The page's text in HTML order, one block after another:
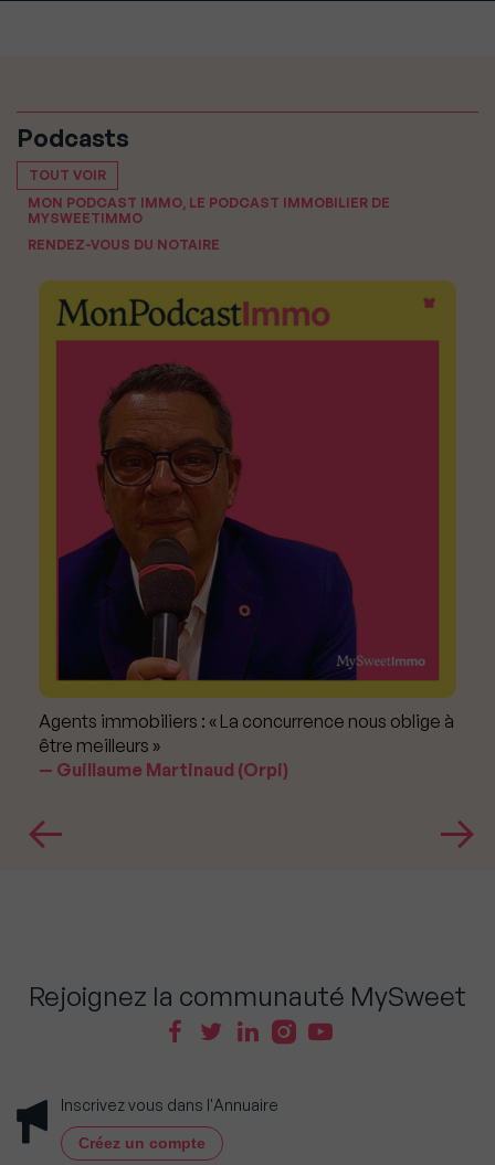
Podcasts
TOUT VOIR
MON PODCAST IMMO, LE PODCAST IMMOBILIER DE
MYSWEETIMMO
RENDEZ-VOUS DU NOTAIRE
Agents immobiliers : « La concurrence nous oblige à
être meilleurs »
Guillaume Martinaud (Orpi)
Rejoignez la communauté MySweet
Inscrivez vous dans l'Annuaire
Créez un compte